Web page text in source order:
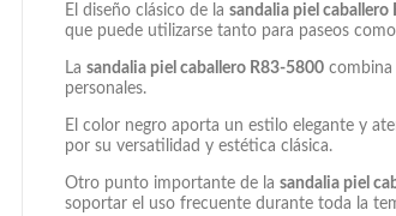
El diseño clásico de la sandalia piel caballero
que puede utilizarse tanto para paseos
La sandalia piel caballero R83-5800 combina
personales.
El color negro aporta un estilo elegante y
por su versatilidad y estética clásica.
Otro punto importante de la sandalia piel
soportar el uso frecuente durante toda la